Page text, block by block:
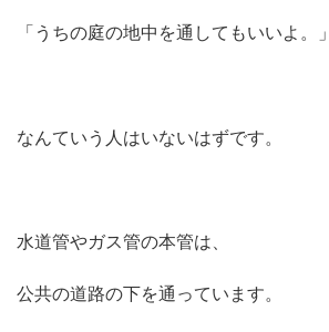
「うちの庭の地中を通してもいいよ。」
なんていう人はいないはずです。
水道管やガス管の本管は、
公共の道路の下を通っています。